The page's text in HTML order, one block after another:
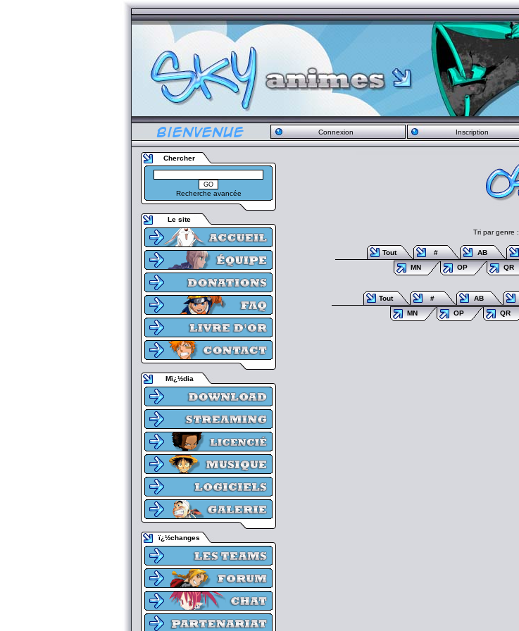
Connexion Inscription
Chercher
Recherche avancée
Le site
Mï¿½dia
ï¿½changes
Tri par genre :
Tout # AB
MN
OP QR
Tout # AB
MN
OP QR